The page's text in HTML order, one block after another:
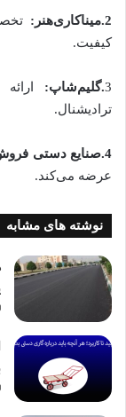
2
.میناکاری‌هنر:
کیفیت.
3
.گلیم‌شاپ:
ترادیشنال.
4
.صنایع دستی
عرضه می‌کند.
نوشته های مشابه